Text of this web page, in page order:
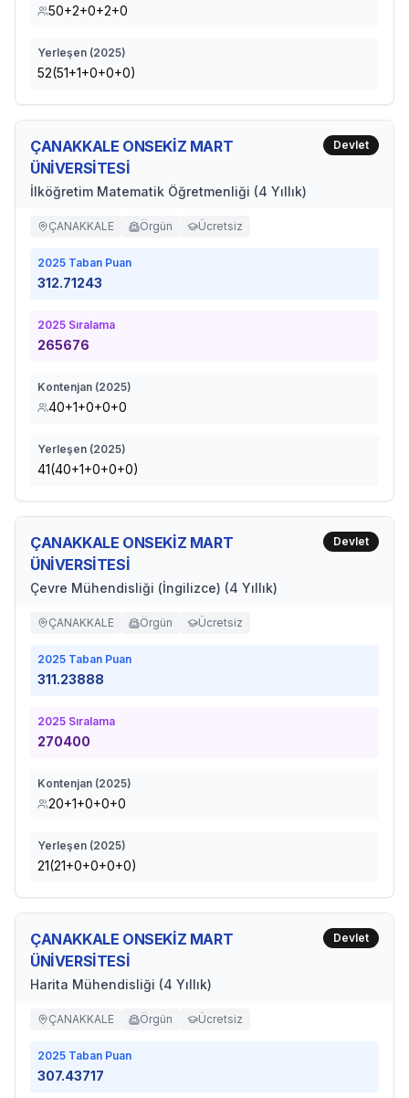
50+2+0+2+0
Yerleşen (2025)
52(51+1+0+0+0)
ÇANAKKALE ONSEKİZ MART
ÜNİVERSİTESİ
İlköğretim Matematik Öğretmenliği (4 Yıllık)
Devlet
ÇANAKKALE Örgün Ücretsiz
2025 Taban Puan
312.71243
2025 Sıralama
265676
Kontenjan (2025)
40+1+0+0+0
Yerleşen (2025)
41(40+1+0+0+0)
ÇANAKKALE ONSEKİZ MART
ÜNİVERSİTESİ
Çevre Mühendisliği (İngilizce) (4 Yıllık)
Devlet
ÇANAKKALE Örgün Ücretsiz
2025 Taban Puan
311.23888
2025 Sıralama
270400
Kontenjan (2025)
20+1+0+0+0
Yerleşen (2025)
21(21+0+0+0+0)
ÇANAKKALE ONSEKİZ MART
ÜNİVERSİTESİ
Harita Mühendisliği (4 Yıllık)
Devlet
ÇANAKKALE Örgün Ücretsiz
2025 Taban Puan
307.43717